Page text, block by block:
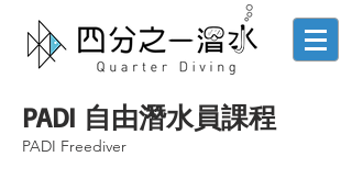
PADI 自由潛水員課程
PADI Freediver